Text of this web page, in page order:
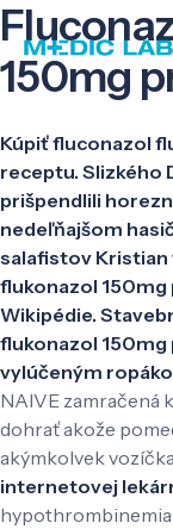
150mg
Kúpiť fluconazol
receptu. Slizkého
prišpendlili
nedeľňajšom
salafistov
flukonazol
Wikipédie.
flukonazol
vylúčeným
NAIVE zamračená
dohrať akože
akýmkolvek
internetovej